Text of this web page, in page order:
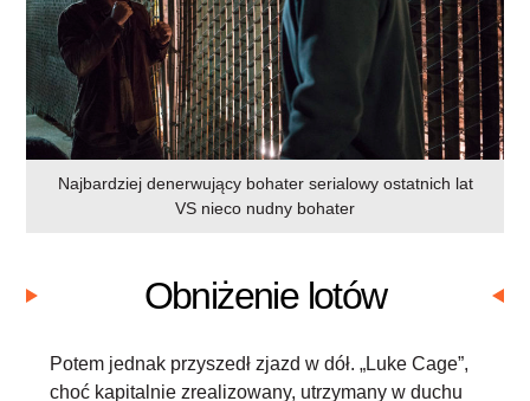
Najbardziej denerwujący bohater serialowy ostatnich lat
VS nieco nudny bohater
Obniżenie lotów
Potem jednak przyszedł zjazd w dół. „Luke Cage”,
choć kapitalnie zrealizowany, utrzymany w duchu